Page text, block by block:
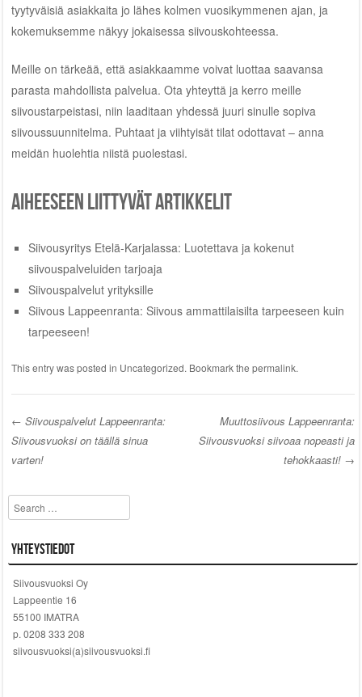
tyytyväisiä asiakkaita jo lähes kolmen vuosikymmenen ajan, ja
kokemuksemme näkyy jokaisessa siivouskohteessa.
Meille on tärkeää, että asiakkaamme voivat luottaa saavansa
parasta mahdollista palvelua. Ota yhteyttä ja kerro meille
siivoustarpeistasi, niin laaditaan yhdessä juuri sinulle sopiva
siivoussuunnitelma. Puhtaat ja viihtyisät tilat odottavat – anna
meidän huolehtia niistä puolestasi.
Aiheeseen liittyvät artikkelit
Siivousyritys Etelä-Karjalassa: Luotettava ja kokenut
siivouspalveluiden tarjoaja
Siivouspalvelut yrityksille
Siivous Lappeenranta: Siivous ammattilaisilta tarpeeseen kuin
tarpeeseen!
This entry was posted in Uncategorized. Bookmark the permalink.
Post navigation
← Siivouspalvelut Lappeenranta:
Siivousvuoksi on täällä sinua
varten!
Muuttosiivous Lappeenranta:
Siivousvuoksi siivoaa nopeasti ja
tehokkaasti! →
Search
Yhteystiedot
Siivousvuoksi Oy
Lappeentie 16
55100 IMATRA
p. 0208 333 208
siivousvuoksi(a)siivousvuoksi.fi